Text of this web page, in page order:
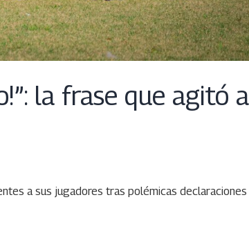
la frase que agitó a
a sus jugadores tras polémicas declaraciones